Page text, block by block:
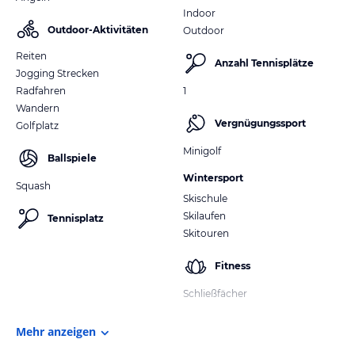
Outdoor-Aktivitäten
Reiten
Jogging Strecken
Radfahren
Wandern
Golfplatz
Ballspiele
Squash
Tennisplatz
Indoor
Outdoor
Anzahl Tennisplätze
1
Vergnügungssport
Minigolf
Wintersport
Skischule
Skilaufen
Skitouren
Fitness
Schließfächer
Mehr anzeigen